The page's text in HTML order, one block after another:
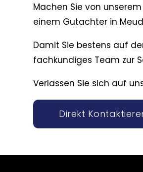
Machen Sie von
einem Gutachter in
Damit Sie bestens auf
fachkundiges Team zur
Verlassen Sie sich auf
Direkt